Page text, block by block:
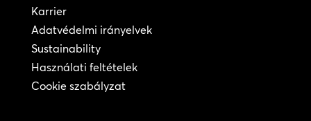
Karrier
Adatvédelmi irányelvek
Sustainability
Használati feltételek
Cookie szabályzat